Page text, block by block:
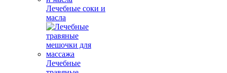
Лечебные соки и
масла
Лечебные